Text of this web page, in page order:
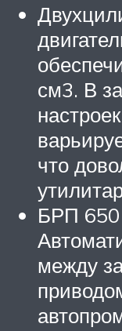
см3. В
что
БРП 650
между